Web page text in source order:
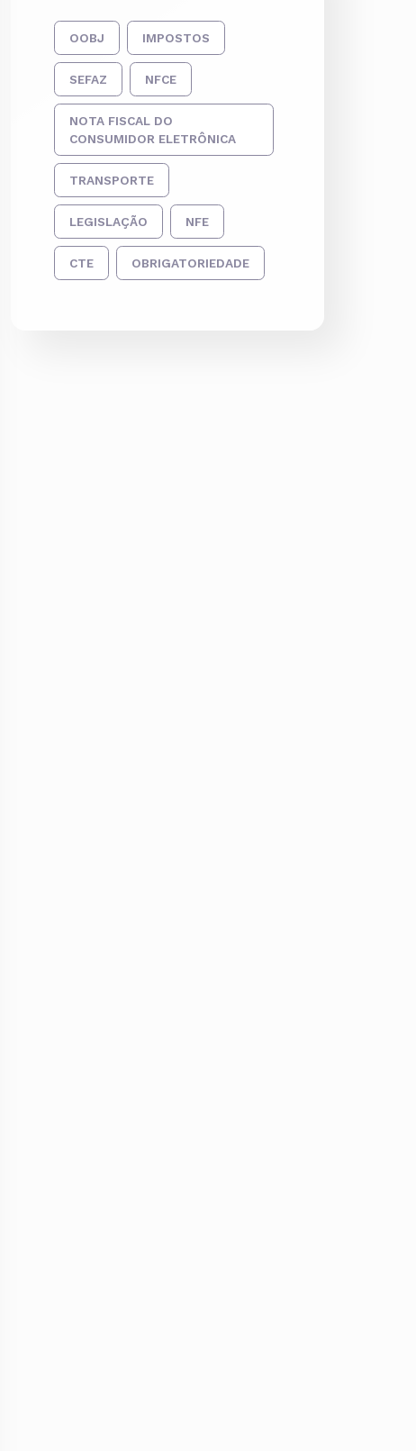
OOBJ IMPOSTOS
SEFAZ NFCE
NOTA FISCAL DO
CONSUMIDOR ELETRÔNICA
TRANSPORTE
LEGISLAÇÃO NFE
CTE OBRIGATORIEDADE